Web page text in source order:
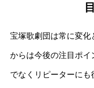
宝塚歌劇団は常に変化
からは今後の注目ポイ
でなくリピーターに